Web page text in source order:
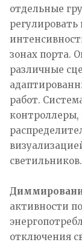
отдельные
зонах порта.
различные
работ.
контроллеры,
светильников.
активности
отключения